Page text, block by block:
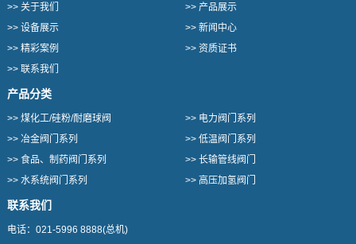
>> 关于我们 >> 产品展示
>> 设备展示 >> 新闻中心
>> 精彩案例 >> 资质证书
>> 联系我们
产品分类
>> 煤化工/硅粉/耐磨球阀 >> 电力阀门系列
>> 冶金阀门系列 >> 低温阀门系列
>> 食品、制药阀门系列 >> 长输管线阀门
>> 水系统阀门系列 >> 高压加氢阀门
联系我们
电话： 021-5996 8888(总机)